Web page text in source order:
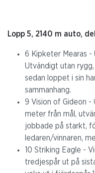
Lopp 5, 2140 m auto,
6 Kipketer Mearas -
Utvändigt utan
sedan loppet i sin
sammanhang.
9 Vision of Gideon -
meter från mål,
jobbade på starkt,
ledaren/vinnaren,
10 Striking Eagle -
tredjespår ut på